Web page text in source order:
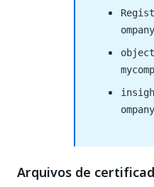
Arquivos de